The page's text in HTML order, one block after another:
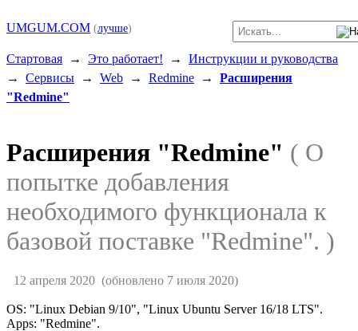
UMGUM.COM (лучше)
Стартовая → Это работает! → Инструкции и руководства
→ Сервисы → Web → Redmine → Расширения
"Redmine"
Расширения "Redmine" ( О
попытке добавления
необходимого функционала к
базовой поставке "Redmine". )
12 апреля 2020(обновлено 7 июля 2020)
OS: "Linux Debian 9/10", "Linux Ubuntu Server 16/18 LTS".
Apps: "Redmine".